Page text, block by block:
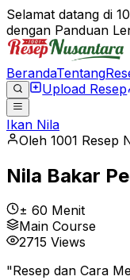
Selamat datang di
dengan Panduan
BerandaTentang
Upload Resep
Ikan Nila
Oleh 1001 Resep
Nila Bakar
± 60 Menit
Main Course
2715 Views
"Resep dan Cara